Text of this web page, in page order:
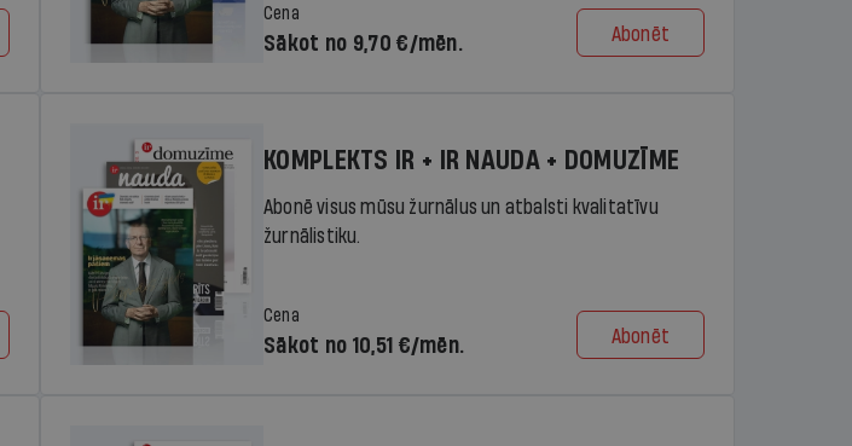
Cena
Sākot no 9,70 €/mēn. Abonēt
KOMPLEKTS IR + IR NAUDA + DOMUZĪME
Abonē visus mūsu žurnālus un atbalsti kvalitatīvu
žurnālistiku.
Cena
Sākot no 10,51 €/mēn. Abonēt